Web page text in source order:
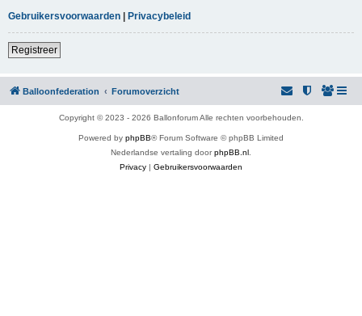
Gebruikersvoorwaarden | Privacybeleid
Registreer
Balloonfederation Forumoverzicht
Copyright © 2023 - 2026 Ballonforum Alle rechten voorbehouden.
Powered by phpBB® Forum Software © phpBB Limited
Nederlandse vertaling doorphpBB.nl
Privacy | Gebruikersvoorwaarden